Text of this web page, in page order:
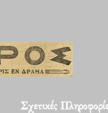
Σχετικές